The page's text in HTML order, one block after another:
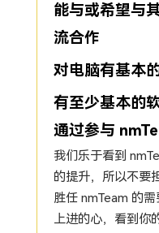
能与或希望与
流合作
对电脑有基本
有至少基本的
通过参与
我们乐于看到
的提升，所以不要
胜任 nmTeam 的
上进的心，看到你